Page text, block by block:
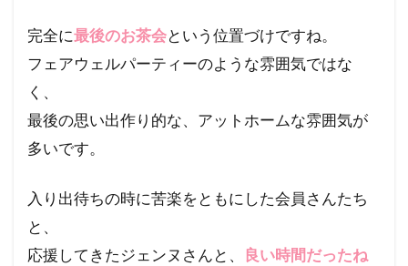
完全に最後のお茶会という位置づけですね。
フェアウェルパーティーのような雰囲気ではな
く、
最後の思い出作り的な、アットホームな雰囲気が
多いです。
入り出待ちの時に苦楽をともにした会員さんたち
と、
応援してきたジェンヌさんと、 良い時間だったね